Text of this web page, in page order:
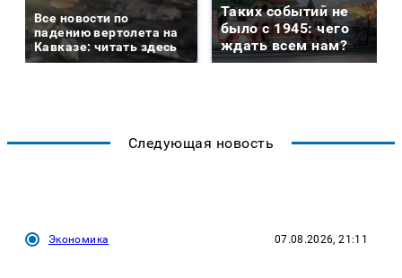
Все новости по
падению вертолета на
Кавказе: читать здесь
Таких событий не
было с 1945: чего
ждать всем нам?
Следующая новость
Экономика 07.08.2026, 21:11